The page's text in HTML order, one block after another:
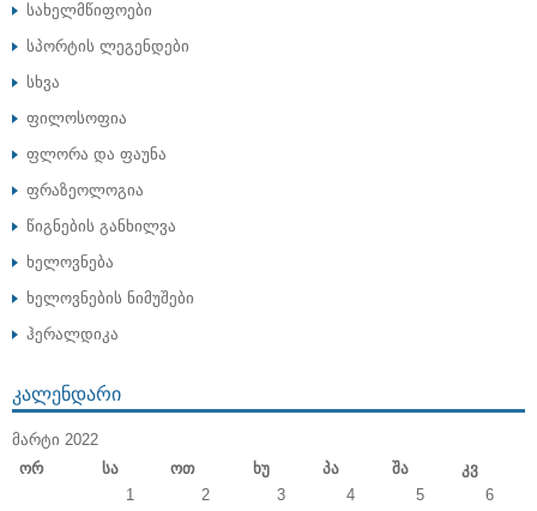
სახელმწიფოები
სპორტის ლეგენდები
სხვა
ფილოსოფია
ფლორა და ფაუნა
ფრაზეოლოგია
წიგნების განხილვა
ხელოვნება
ხელოვნების ნიმუშები
ჰერალდიკა
ᲙᲐᲚᲔᲜᲓᲐᲠᲘ
ᲛᲐᲠᲢᲘ 2022
Ორ
Სა Ოთ Ხუ Პა Შა Კვ
1 2 3 4 5
6